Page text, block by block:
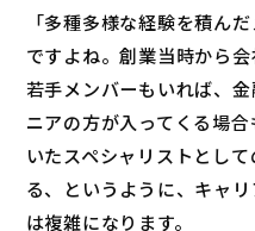
「多種多様な経験を積ん
ですよね。創業当時から
若手メンバーもいれば、
ニアの方が入ってくる場
いたスペシャリストとし
る、というように、キャ
は複雑になります。